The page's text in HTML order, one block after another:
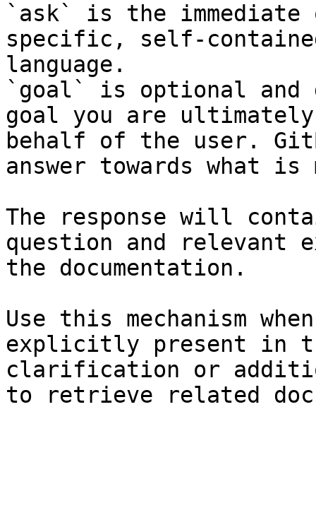
`ask` is the
specific, self-
language.
`goal` is optional and
goal you are
behalf of the user.
answer towards what
The response will
question and relevant
the documentation.
Use this mechanism
explicitly present in
clarification or